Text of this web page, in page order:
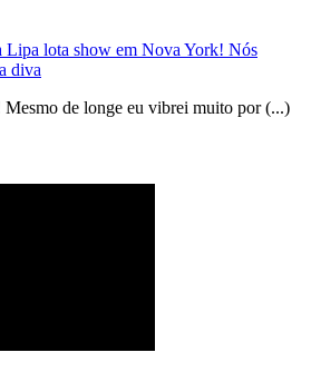
Lipa lota show em Nova York! Nós
diva
de longe eu vibrei muito por (...)